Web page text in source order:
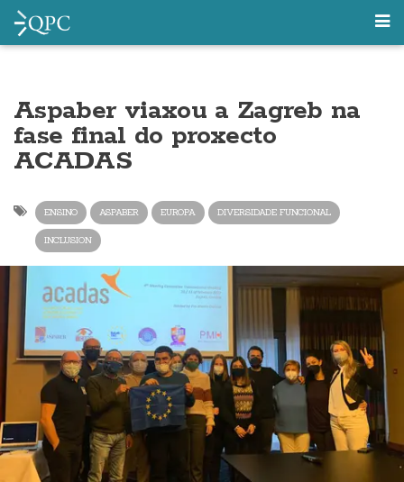
Aspaber viaxou a Zagreb na
fase final do proxecto
ACADAS
ENSINO ASPABER EUROPA DIVERSIDADE FUNCIONAL
INCLUSION